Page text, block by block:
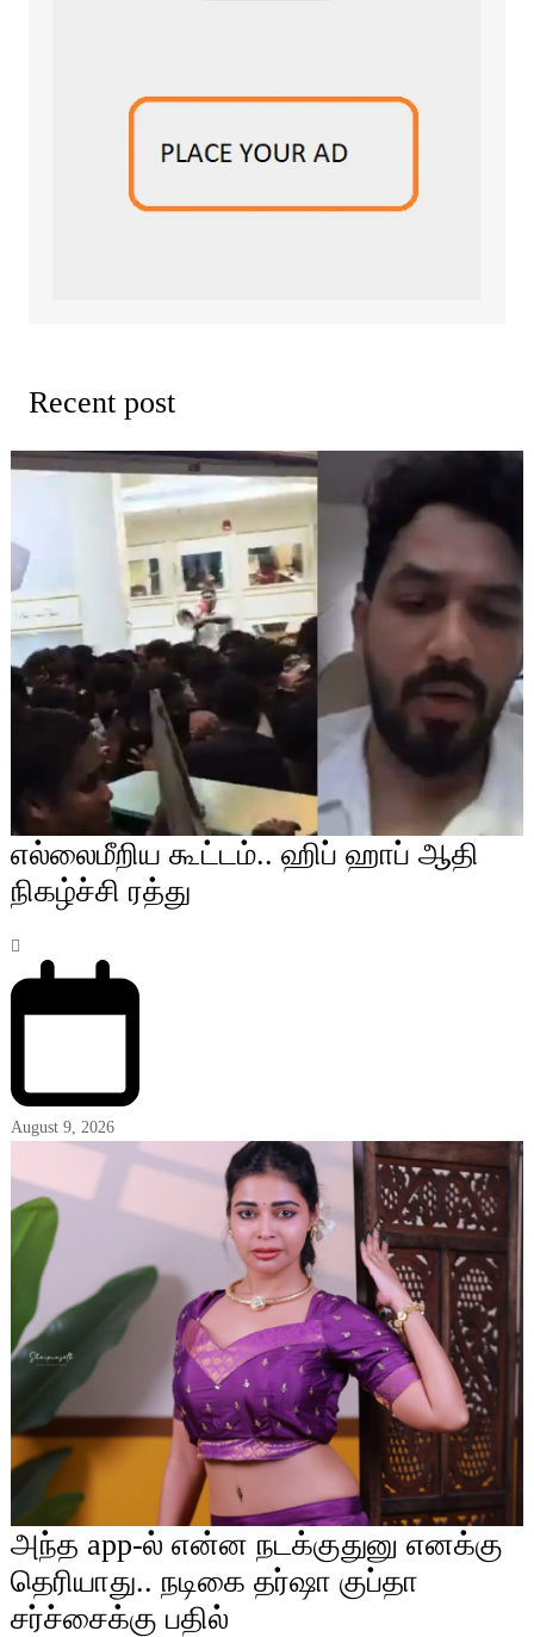
Recent post
எல்லைமீறிய கூட்டம்.. ஹிப் ஹாப் ஆதி
நிகழ்ச்சி ரத்து
August 9, 2026
அந்த app-ல் என்ன நடக்குதுனு எனக்கு
தெரியாது.. நடிகை தர்ஷா குப்தா
சர்ச்சைக்கு பதில்